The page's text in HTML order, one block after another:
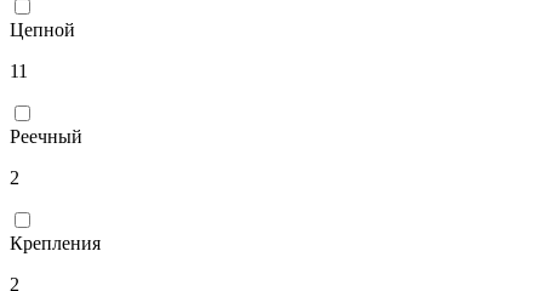
Цепной
11
Реечный
2
Крепления
2